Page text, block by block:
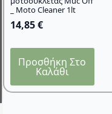
_ Moto Cleaner 1lt
14,85€
Προσθήκη Στο
Καλάθι